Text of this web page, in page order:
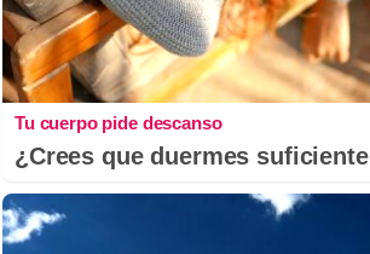
Tu cuerpo pide descanso
¿Crees que duermes